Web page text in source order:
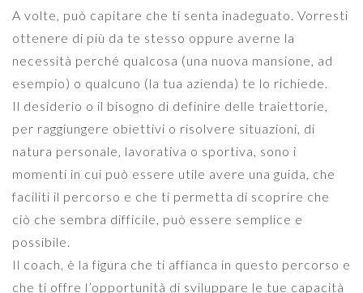
A volte, può capitare che ti senta inadeguato. Vorresti
ottenere di più da te stesso oppure averne la
necessità perché qualcosa (una nuova mansione, ad
esempio) o qualcuno (la tua azienda) te lo richiede.
Il desiderio o il bisogno di definire delle traiettorie,
per raggiungere obiettivi o risolvere situazioni, di
natura personale, lavorativa o sportiva, sono i
momenti in cui può essere utile avere una guida, che
faciliti il percorso e che ti permetta di scoprire che
ciò che sembra difficile, può essere semplice e
possibile.
Il coach, è la figura che ti affianca in questo percorso e
che ti offre l’opportunità di sviluppare le tue capacità